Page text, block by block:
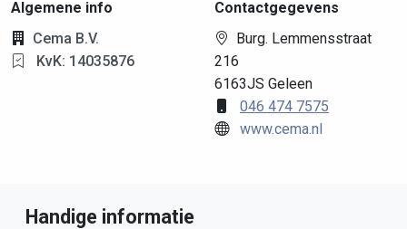
Algemene info
Cema B.V.
KvK: 14035876
Contactgegevens
Burg. Lemmensstraat
216
6163JS Geleen
046 474 7575
www.cema.nl
Handige informatie